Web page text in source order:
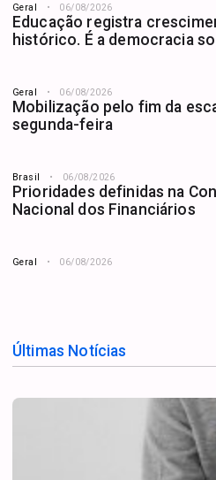
Geral 06/08/2026
Educação registra
histórico. É a democracia
Geral 06/08/2026
Mobilização pelo fim da
segunda-feira
Brasil 06/08/2026
Prioridades definidas na
Nacional dos Financiários
Geral 06/08/2026
Últimas Notícias